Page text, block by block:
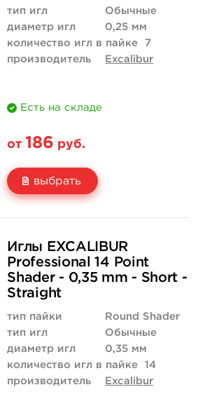
тип игл
Обычные
диаметр игл
0,25 мм
количество игл в пайке
7
производитель
Excalibur
Есть на складе
от 186 руб.
выбрать
186 руб.
купить
1 758 руб.
купить
Иглы EXCALIBUR
Professional 14 Point
Shader - 0,35 mm - Short -
Straight
тип пайки
Round Shader
тип игл
Обычные
диаметр игл
0,35 мм
количество игл в пайке
14
производитель
Excalibur